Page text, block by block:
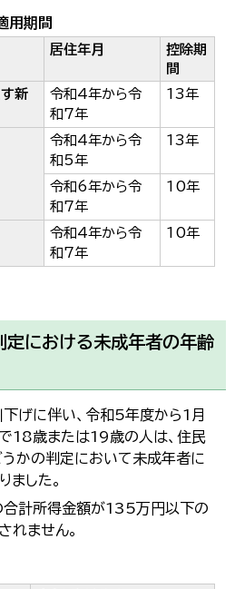
用期間
居住年月
控除期
間
新
令和4年から令
和7年
13年
令和4年から令
和5年
13年
令和6年から令
和7年
10年
令和4年から令
和7年
10年
における未成年者の年齢
げに伴い、令和5年度から1月
で18歳または19歳の人は、住民
かの判定において未成年者に
ました。
合計所得金額が135万円以下の
れません。